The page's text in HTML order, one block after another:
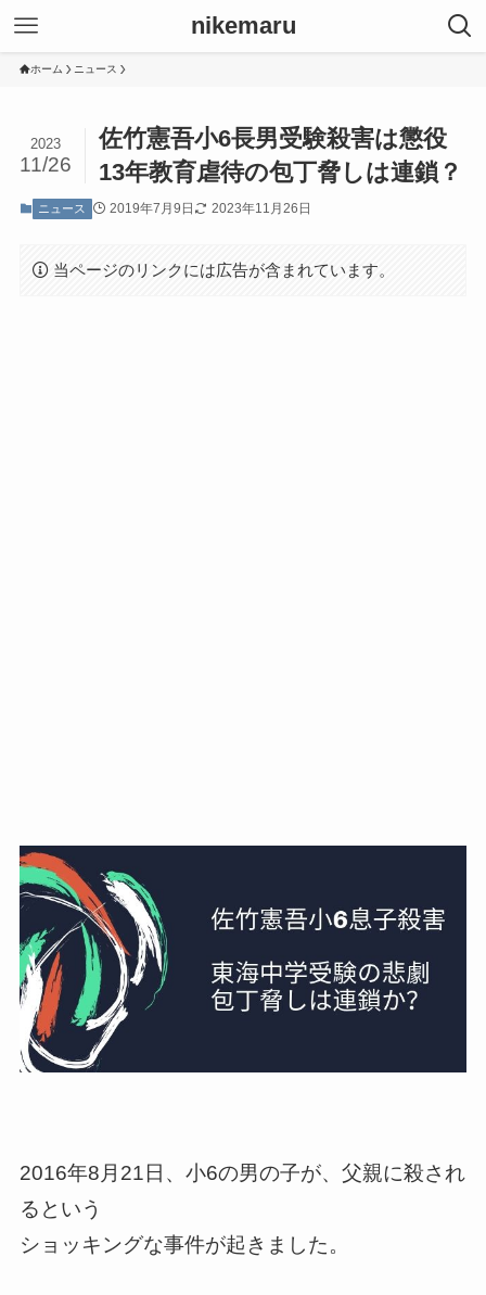
nikemaru
ホーム ニュース
佐竹憲吾小6長男受験殺害は懲役
13年教育虐待の包丁脅しは連鎖？
2023
11/26
ニュース 2019年7月9日 2023年11月26日
当ページのリンクには広告が含まれています。
2016年8月21日、小6の男の子が、父親に殺され
るという
ショッキングな事件が起きました。